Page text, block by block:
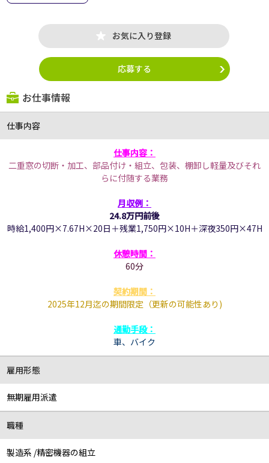
お気に入り登録
応募する
お仕事情報
仕事内容
仕事内容：
二重窓の切断・加工、部品付け・組立、包装、棚卸し軽量及びそれ
らに付随する業務
月収例：
24.8万円前後
時給1,400円×7.67H×20日＋残業1,750円×10H＋深夜350円×47H
休憩時間：
60分
契約期間：
2025年12月迄の期間限定（更新の可能性あり)
通勤手段：
車、バイク
雇用形態
無期雇用派遣
職種
製造系 /精密機器の組立